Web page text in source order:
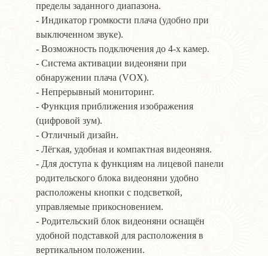
пределы заданного диапазона.
- Индикатор громкости плача (удобно при
выключенном звуке).
- Возможность подключения до 4-х камер.
- Система активации видеоняни при
обнаружении плача (VOX).
- Непрерывный мониторинг.
- Функция приближения изображения
(цифровой зум).
- Отличный дизайн.
- Лёгкая, удобная и компактная видеоняня.
- Для доступа к функциям на лицевой панели
родительского блока видеоняни удобно
расположены кнопки с подсветкой,
управляемые прикосновением.
- Родительский блок видеоняни оснащён
удобной подставкой для расположения в
вертикальном положении.